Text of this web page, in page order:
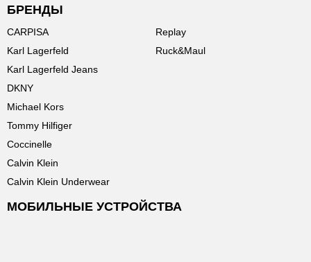
БРЕНДЫ
CARPISA
Karl Lagerfeld
Karl Lagerfeld Jeans
DKNY
Michael Kors
Tommy Hilfiger
Coccinelle
Calvin Klein
Calvin Klein Underwear
Replay
Ruck&Maul
МОБИЛЬНЫЕ УСТРОЙСТВА